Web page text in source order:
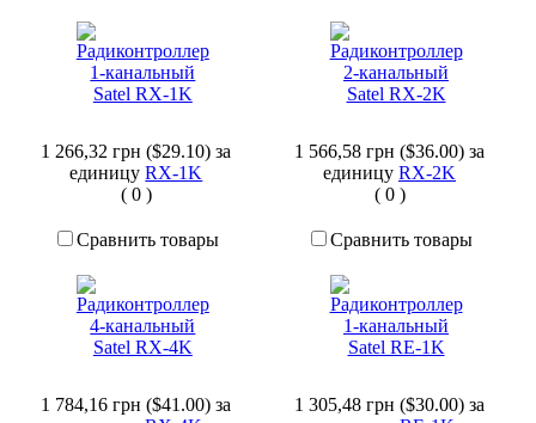
1 266,32 грн ($29.10)за
единицу RX-1K
(0 )
Сравнить товары
1 566,58 грн ($36.00) за
единицу RX-2K
(0 )
Сравнить товары
1 784,16 грн ($41.00)за
1 305,48 грн ($30.00) за